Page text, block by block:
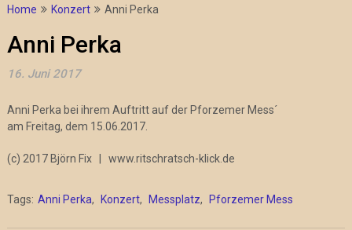
Home Konzert Anni Perka
Anni Perka
16. Juni 2017
Anni Perka bei ihrem Auftritt auf der Pforzemer Mess´
am Freitag, dem 15.06.2017.
(c) 2017 Björn Fix | www.ritschratsch-klick.de
Tags: Anni Perka, Konzert, Messplatz, Pforzemer Mess